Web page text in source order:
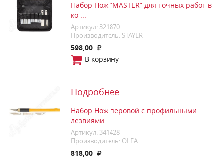
Набор Нож “MASTER” для точных работ в
ко ...
Артикул: 321870
Производитель: STAYER
598,00
В корзину
Подробнее
Набор Нож перовой с профильными
лезвиями ...
Артикул: 341428
Производитель: OLFA
818,00